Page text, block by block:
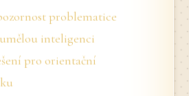
problematice
inteligenci
pro orientační